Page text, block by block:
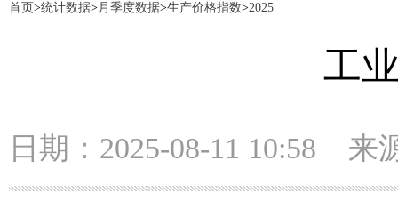
首页>统计数据>月季度数据>生产价格指数>2025
工
日期：2025-08-11 10:58 来